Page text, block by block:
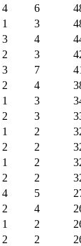
4 6
1 3
3 4
2 3
3 7
2 4
1 3
2 3
1 2
2 2
1 2
2 2
4 5
2 4
1 2
2 2